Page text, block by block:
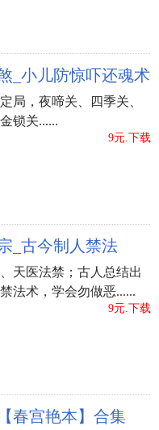
法，犯红砂大煞的生
卯月酉月，见酉日；
月戌月丑月未月，见
指的是每个月初三、
。三娘煞口决：下
，中下旬廿二与廿
男孩和女孩，孤儿
架屋未果先架丧，
还家。
，一共有12个生活，
日，辛卯日，壬辰
戊申日，辛酉日，壬
什么
_小儿防惊吓还魂术
局，夜啼关、四季关、
锁关......
9元.下载
_古今制人禁法
天医法禁；古人总结出
法术，学会勿做恶......
9元.下载
春宫艳本】合集